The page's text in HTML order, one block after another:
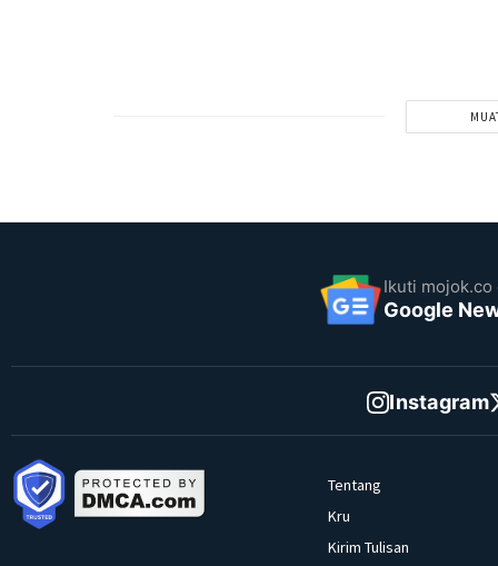
Ikuti mojok.co
Google
Instagram
Tentang
Kru
Kirim Tulisan